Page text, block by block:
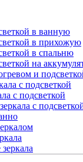
в ванную
в прихожую
в спальню
на
и
с подсветкой
с подсветкой
с